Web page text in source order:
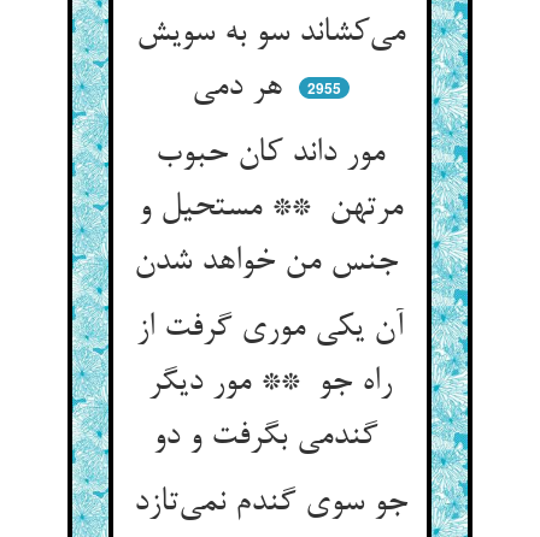
می‌کشاند سو به سویش
هر دمی
2955
مور داند کان حبوب
مرتهن ** مستحیل و
جنس من خواهد شدن
آن یکی موری گرفت از
راه جو ** مور دیگر
گندمی بگرفت و دو
جو سوی گندم نمی‌تازد